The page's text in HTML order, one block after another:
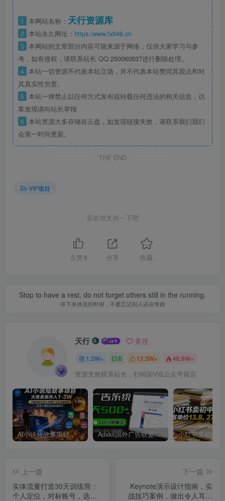
1 本网站名称： 天行资源库
2 本站永久网址： https:/www.tx946.cn
3 本网站的文章部分内容可能来源于网络，仅供大家学习与参
考，如有侵权，请联系站长 QQ:250060537进行删除处理。
4 本站一切资源不代表本站立场，并不代表本站赞同其观点和对
其真实性负责。
5 本站一律禁止以任何方式发布或转载任何违法的相关信息，访
客发现请向站长举报
6 本站资源大多存储在云盘，如发现链接失效，请联系我们我们
会第一时间更新。
THE END
VIP项目
喜欢就支持一下吧
点赞 8 分享 收藏
Stop to have a rest, do not forget others still in the running.
停下来休息的时候，不要忘记别人还在奔跑
天行 关注
1.2W+ 0 12.3W+ 46.9W+
资源失效联系站长，扫码加V或公众号留言
AI小说短故事项目，大佬亲测月入1-3W，零基础教你用AI批量产出优质短故事，实现一稿多吃多渠道变现 Adxkit国外广告联盟系统，一天上500+广告，让你的投放更加高效简单！
上一篇
实体流量打造30天训练营：
个人定位，对标账号，选题
下一篇
Keynote演示设计指南，实
战技巧案例，做出令人耳目